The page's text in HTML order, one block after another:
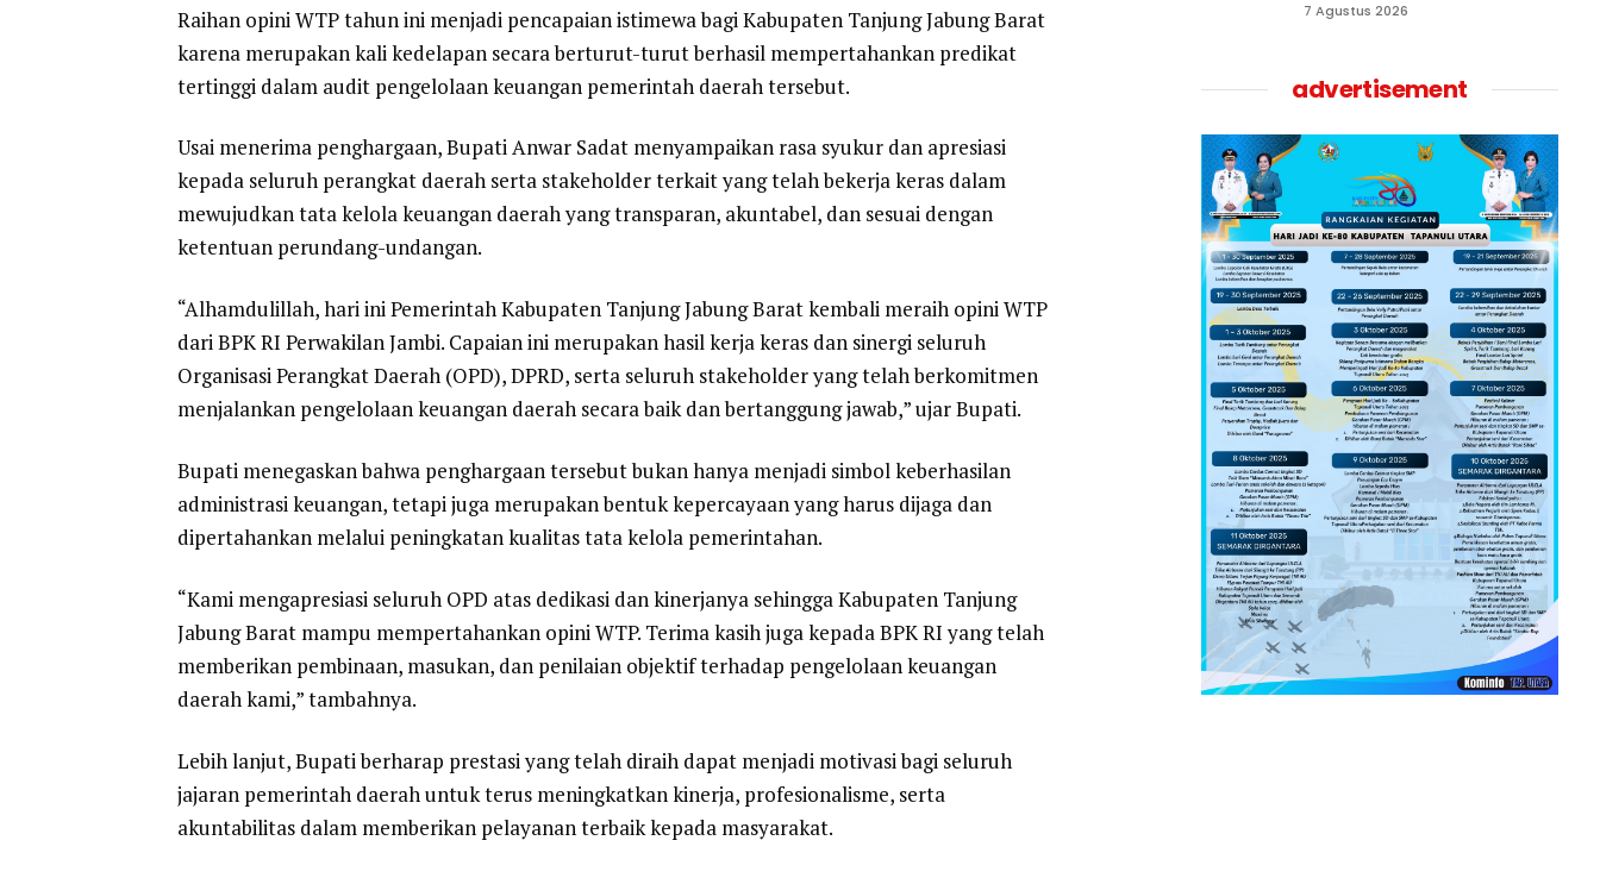
Raihan opini WTP tahun ini menjadi pencapaian istimewa bagi Kabupaten Tanjung Jabung Barat
karena merupakan kali kedelapan secara berturut-turut berhasil mempertahankan predikat
tertinggi dalam audit pengelolaan keuangan pemerintah daerah tersebut.
Usai menerima penghargaan, Bupati Anwar Sadat menyampaikan rasa syukur dan apresiasi
kepada seluruh perangkat daerah serta stakeholder terkait yang telah bekerja keras dalam
mewujudkan tata kelola keuangan daerah yang transparan, akuntabel, dan sesuai dengan
ketentuan perundang-undangan.
“Alhamdulillah, hari ini Pemerintah Kabupaten Tanjung Jabung Barat kembali meraih opini WTP
dari BPK RI Perwakilan Jambi. Capaian ini merupakan hasil kerja keras dan sinergi seluruh
Organisasi Perangkat Daerah (OPD), DPRD, serta seluruh stakeholder yang telah berkomitmen
menjalankan pengelolaan keuangan daerah secara baik dan bertanggung jawab,” ujar Bupati.
Bupati menegaskan bahwa penghargaan tersebut bukan hanya menjadi simbol keberhasilan
administrasi keuangan, tetapi juga merupakan bentuk kepercayaan yang harus dijaga dan
dipertahankan melalui peningkatan kualitas tata kelola pemerintahan.
“Kami mengapresiasi seluruh OPD atas dedikasi dan kinerjanya sehingga Kabupaten Tanjung
Jabung Barat mampu mempertahankan opini WTP. Terima kasih juga kepada BPK RI yang telah
memberikan pembinaan, masukan, dan penilaian objektif terhadap pengelolaan keuangan
daerah kami,” tambahnya.
Lebih lanjut, Bupati berharap prestasi yang telah diraih dapat menjadi motivasi bagi seluruh
jajaran pemerintah daerah untuk terus meningkatkan kinerja, profesionalisme, serta
akuntabilitas dalam memberikan pelayanan terbaik kepada masyarakat.
7 Agustus 2026
advertisement